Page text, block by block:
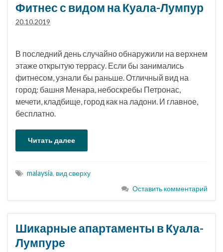
Фитнес с видом на Куала-Лумпур
20.10.2019
В последний день случайно обнаружили на верхнем
этаже открытую террасу. Если бы занимались
фитнесом, узнали бы раньше. Отличный вид на
город: башня Менара, небоскребы Петронас,
мечети, кладбище, город как на ладони. И главное,
бесплатно.
Читать далее
malaysia, вид сверху
Оставить комментарий
Шикарные апартаменты в Куала-
Лумпуре